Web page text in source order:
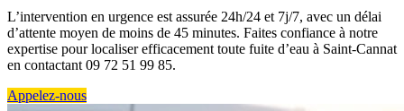
L’intervention en urgence est assurée 24h/24 et 7j/7, avec un délai
d’attente moyen de moins de 45 minutes. Faites confiance à notre
expertise pour localiser efficacement toute fuite d’eau à Saint-Cannat
en contactant 09 72 51 99 85.
Appelez-nous